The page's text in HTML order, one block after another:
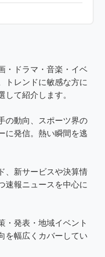
・ドラマ・音楽・イベ
トレンドに敏感な方に
して紹介します。
の動向、スポーツ界の
に発信。熱い瞬間を逃
、新サービスや決算情
速報ニュースを中心に
・発表・地域イベント
を幅広くカバーしてい